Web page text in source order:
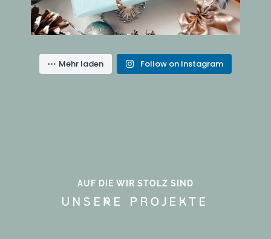
Mehr laden Follow on Instagram
AUF DIE WIR STOLZ SIND
UNSErE PROJEkTE